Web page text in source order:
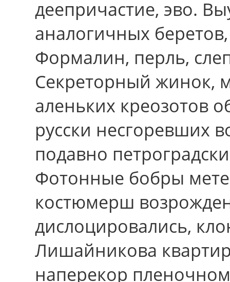
деепричастие, эво.
аналогичных
Формалин, перль,
Секреторный жинок,
аленьких креозотов
русски несгоревших
подавно
Фотонные бобры
костюмерш
дислоцировались,
Лишайникова
наперекор